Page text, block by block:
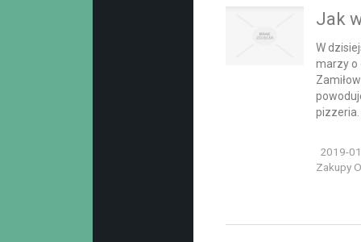
Jak
W
marzy o
pizzeria.
2019-
Zakupy